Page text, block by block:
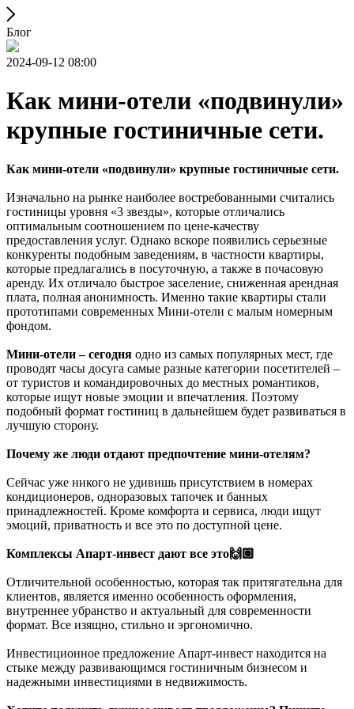
Блог
2024-09-12 08:00
Как мини-отели «подвинули»
крупные гостиничные сети.
Как мини-отели «подвинули» крупные гостиничные сети.
Изначально на рынке наиболее востребованными считались
гостиницы уровня «3 звезды», которые отличались
оптимальным соотношением по цене-качеству
предоставления услуг. Однако вскоре появились серьезные
конкуренты подобным заведениям, в частности квартиры,
которые предлагались в посуточную, а также в почасовую
аренду. Их отличало быстрое заселение, сниженная арендная
плата, полная анонимность. Именно такие квартиры стали
прототипами современных Мини-отели с малым номерным
фондом.
Мини-отели – сегодня одно из самых популярных мест, где
проводят часы досуга самые разные категории посетителей –
от туристов и командировочных до местных романтиков,
которые ищут новые эмоции и впечатления. Поэтому
подобный формат гостиниц в дальнейшем будет развиваться в
лучшую сторону.
Почему же люди отдают предпочтение мини-отелям?
Сейчас уже никого не удивишь присутствием в номерах
кондиционеров, одноразовых тапочек и банных
принадлежностей. Кроме комфорта и сервиса, люди ищут
эмоций, приватность и все это по доступной цене.
Комплексы Апарт-инвест дают все это🙌🏽
Отличительной особенностью, которая так притягательна для
клиентов, является именно особенность оформления,
внутреннее убранство и актуальный для современности
формат. Все изящно, стильно и эргономично.
Инвестиционное предложение Апарт-инвест находится на
стыке между развивающимся гостиничным бизнесом и
надежными инвестициями в недвижимость.